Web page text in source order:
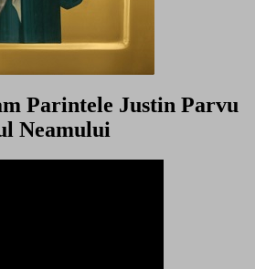
Parintele Justin Parvu
Neamului